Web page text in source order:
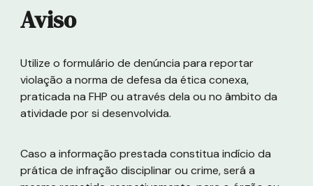
Aviso
Utilize o formulário de denúncia para reportar
violação a norma de defesa da ética conexa,
praticada na FHP ou através dela ou no âmbito da
atividade por si desenvolvida.
Caso a informação prestada constitua indício da
prática de infração disciplinar ou crime, será a